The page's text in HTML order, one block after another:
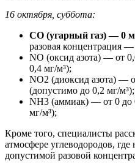
16 октября, суббота:
CO (угарный газ) — 0
разовая концентрация
NO (оксид азота) — от
0,4 мг/м³);
NO2 (диоксид азота) —
(допустимо до 0,2 мг/м³);
NH3 (аммиак) — от 0 до
мг/м³);
Кроме того, специалисты
атмосфере углеводородов,
допустимой разовой